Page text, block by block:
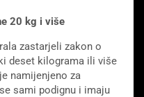
20 kg i više
zastarjeli zakon o
deset kilograma ili više
namijenjeno za
sami podignu i imaju